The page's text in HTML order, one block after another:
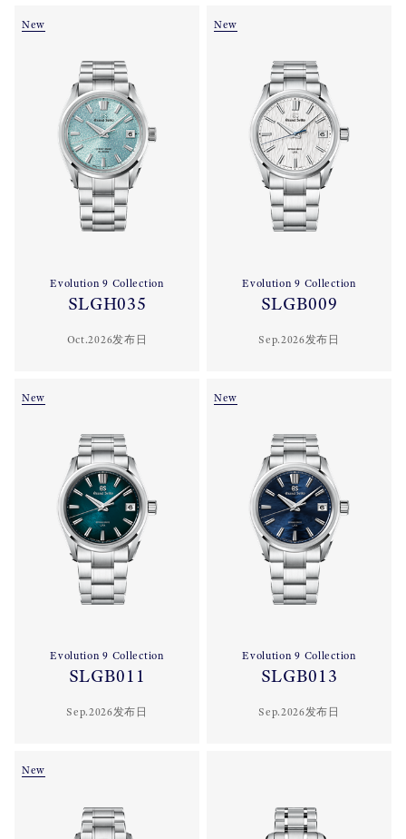
New
Evolution 9 Collection
SLGH035
Oct.2026发布日
New
Evolution 9 Collection
SLGB009
Sep.2026发布日
New
Evolution 9 Collection
SLGB011
Sep.2026发布日
New
Evolution 9 Collection
SLGB013
Sep.2026发布日
New